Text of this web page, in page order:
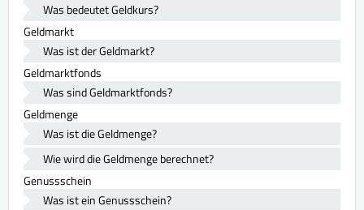
Was bedeutet Geldkurs?
Geldmarkt
Was ist der Geldmarkt?
Geldmarktfonds
Was sind Geldmarktfonds?
Geldmenge
Was ist die Geldmenge?
Wie wird die Geldmenge berechnet?
Genussschein
Was ist ein Genussschein?